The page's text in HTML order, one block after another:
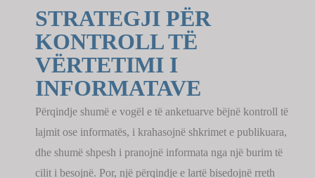
STRATEGJI PËR
KONTROLL TË
VËRTETIMI I
INFORMATAVE
Përqindje shumë e vogël e të anketuarve bëjnë kontroll të
lajmit ose informatës, i krahasojnë shkrimet e publikuara,
dhe shumë shpesh i pranojnë informata nga një burim të
cilit i besojnë. Por, një përqindje e lartë bisedojnë rreth